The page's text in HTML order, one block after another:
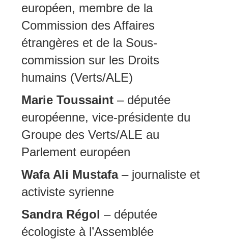
européen, membre de la
Commission des Affaires
étrangères et de la Sous-
commission sur les Droits
humains (Verts/ALE)
Marie Toussaint – députée
européenne, vice-présidente du
Groupe des Verts/ALE au
Parlement européen
Wafa Ali Mustafa – journaliste et
activiste syrienne
Sandra Régol – députée
écologiste à l’Assemblée